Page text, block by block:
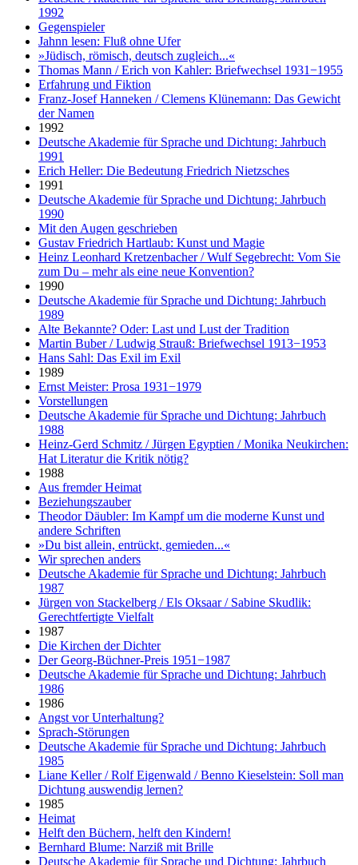
1992
Gegenspieler
Jahnn lesen: Fluß ohne Ufer
»Jüdisch, römisch, deutsch zugleich...«
Thomas Mann / Erich von Kahler: Briefwechsel 1931−1955
Erfahrung und Fiktion
Franz-Josef Hanneken / Clemens Klünemann: Das Gewicht
der Namen
1992
Deutsche Akademie für Sprache und Dichtung: Jahrbuch
1991
Erich Heller: Die Bedeutung Friedrich Nietzsches
1991
Deutsche Akademie für Sprache und Dichtung: Jahrbuch
1990
Mit den Augen geschrieben
Gustav Friedrich Hartlaub: Kunst und Magie
Heinz Leonhard Kretzenbacher / Wulf Segebrecht: Vom Sie
zum Du – mehr als eine neue Konvention?
1990
Deutsche Akademie für Sprache und Dichtung: Jahrbuch
1989
Alte Bekannte? Oder: Last und Lust der Tradition
Martin Buber / Ludwig Strauß: Briefwechsel 1913−1953
Hans Sahl: Das Exil im Exil
1989
Ernst Meister: Prosa 1931−1979
Vorstellungen
Deutsche Akademie für Sprache und Dichtung: Jahrbuch
1988
Heinz-Gerd Schmitz / Jürgen Egyptien / Monika Neukirchen:
Hat Literatur die Kritik nötig?
1988
Aus fremder Heimat
Beziehungszauber
Theodor Däubler: Im Kampf um die moderne Kunst und
andere Schriften
»Du bist allein, entrückt, gemieden...«
Wir sprechen anders
Deutsche Akademie für Sprache und Dichtung: Jahrbuch
1987
Jürgen von Stackelberg / Els Oksaar / Sabine Skudlik:
Gerechtfertigte Vielfalt
1987
Die Kirchen der Dichter
Der Georg-Büchner-Preis 1951−1987
Deutsche Akademie für Sprache und Dichtung: Jahrbuch
1986
1986
Angst vor Unterhaltung?
Sprach-Störungen
Deutsche Akademie für Sprache und Dichtung: Jahrbuch
1985
Liane Keller / Rolf Eigenwald / Benno Kieselstein: Soll man
Dichtung auswendig lernen?
1985
Heimat
Helft den Büchern, helft den Kindern!
Bernhard Blume: Narziß mit Brille
Deutsche Akademie für Sprache und Dichtung: Jahrbuch